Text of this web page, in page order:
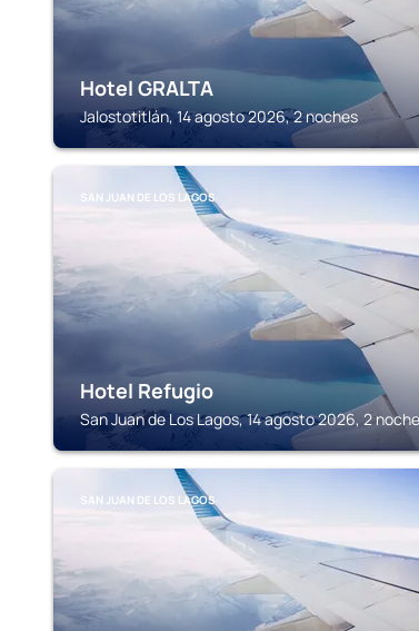
Hotel GRALTA
Jalostotitlán, 14 agosto 2026, 2 noches
SAN JUAN DE LOS LAGOS
Hotel Refugio
San Juan de Los Lagos, 14 agosto 2026, 2
SAN JUAN DE LOS LAGOS